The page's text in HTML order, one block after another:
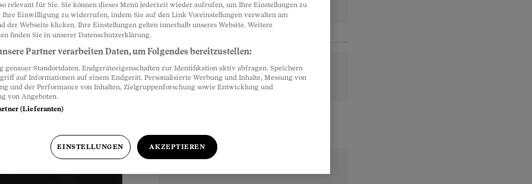
nach
Urteil könnte die
relevant für Sie. Sie können dieses Menü jederzeit wieder aufrufen, um Ihre Einstellungen zu
Ihre Einwilligung zu widerrufen, indem Sie auf den Link Voreinstellungen verwalten am
der Webseite klicken. Ihre Einstellungen gelten innerhalb unseres Website. Weitere
finden Sie in unserer Datenschutzerklärung.
Partner verarbeiten Daten, um Folgendes bereitzustellen:
genauer Standortdaten. Endgeräteeigenschaften zur Identifikation aktiv abfragen. Speichern
auf Informationen auf einem Endgerät. Personalisierte Werbung und Inhalte, Messung von
und der Performance von Inhalten, Zielgruppenforschung sowie Entwicklung und
von Angeboten.
(Lieferanten)
EINSTELLUNGEN AKZEPTIEREN